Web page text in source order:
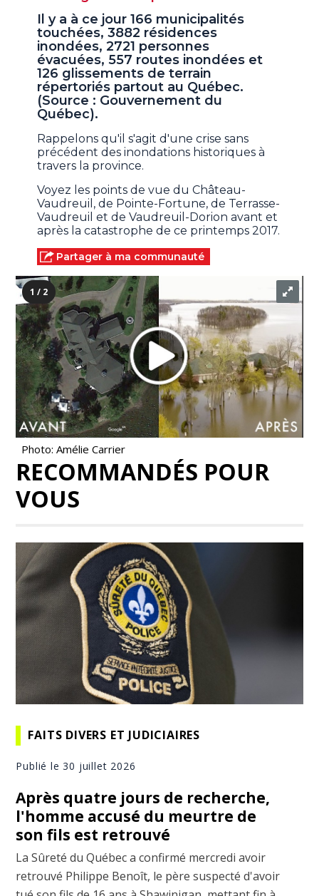
Il y a à ce jour 166 municipalités
touchées, 3882 résidences
inondées, 2721 personnes
évacuées, 557 routes inondées et
126 glissements de terrain
répertoriés partout au Québec.
(Source : Gouvernement du
Québec).
Rappelons qu'il s'agit d'une crise sans
précédent des inondations historiques à
travers la province.
Voyez les points de vue du Château-
Vaudreuil, de Pointe-Fortune, de Terrasse-
Vaudreuil et de Vaudreuil-Dorion avant et
après la catastrophe de ce printemps 2017.
Partager à ma communauté
1 / 2
Photo: Amélie Carrier
RECOMMANDÉS POUR
VOUS
FAITS DIVERS ET JUDICIAIRES
Publié le 30 juillet 2026
Après quatre jours de recherche,
l'homme accusé du meurtre de
son fils est retrouvé
La Sûreté du Québec a confirmé mercredi avoir
retrouvé Philippe Benoît, le père suspecté d'avoir